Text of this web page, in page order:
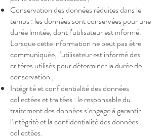
Conservation des données réduites dans le
temps : les données sont conservées pour une
durée limitée, dont l’utilisateur est informé.
Lorsque cette information ne peut pas être
communiquée, l’utilisateur est informé des
critères utilisés pour déterminer la durée de
conservation ;
Intégrité et confidentialité des données
collectées et traitées : le responsable du
traitement des données s’engage à garantir
l’intégrité et la confidentialité des données
collectées.